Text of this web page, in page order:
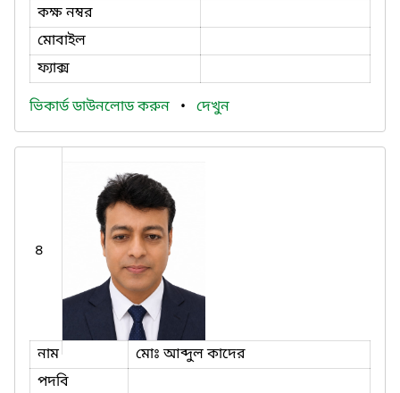
কক্ষ নম্বর
মোবাইল
ফ্যাক্স
ভিকার্ড ডাউনলোড করুন • দেখুন
৪
নাম
মোঃ আব্দুল কাদের
পদবি